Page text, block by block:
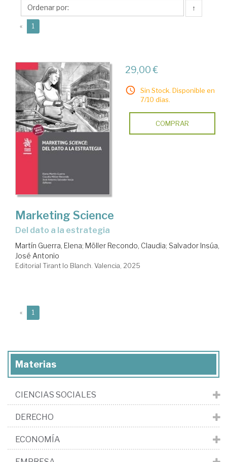
José
Antonio
↑
« 1
29,00 €
Sin Stock. Disponible en
7/10 días.
COMPRAR
Marketing Science
del dato a la estrategia
Martín Guerra, Elena; Möller Recondo, Claudia; Salvador Insúa,
José Antonio
Editorial Tirant lo Blanch. Valencia, 2025
« 1
Materias
CIENCIAS SOCIALES
DERECHO
ECONOMÍA